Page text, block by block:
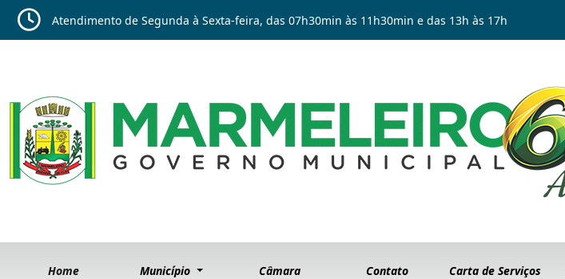
Atendimento de Segunda à Sexta-feira, das 07h30min às 11h30min e das 13h às 17h
Home Município Câmara Contato Carta de Serviços